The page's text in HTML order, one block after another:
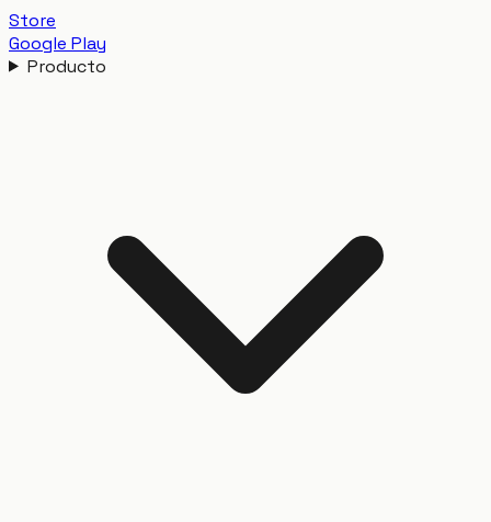
Store
Google Play
Producto